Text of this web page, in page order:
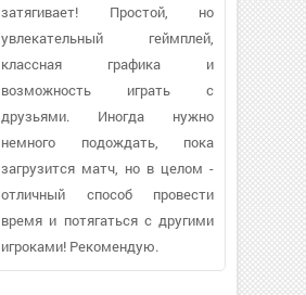
затягивает! Простой, но
увлекательный геймплей,
классная графика и
возможность играть с
друзьями. Иногда нужно
немного подождать, пока
загрузится матч, но в целом -
отличный способ провести
время и потягаться с другими
игроками! Рекомендую.